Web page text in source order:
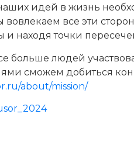
идей в жизнь
все эти
и находя точки
больше людей
сможем добиться
u/about/mission/